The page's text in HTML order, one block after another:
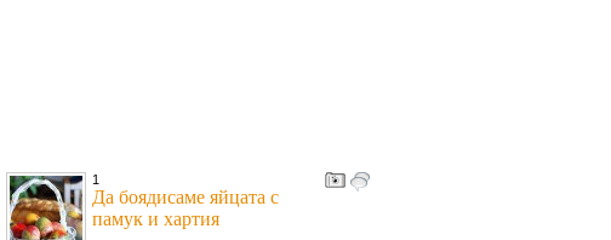
1
Да боядисаме яйцата с
памук и хартия